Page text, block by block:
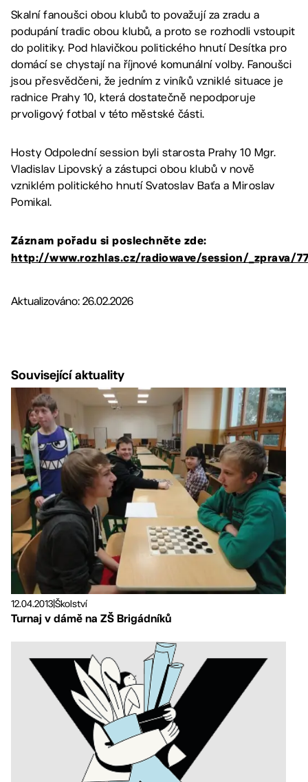
Skalní fanoušci obou klubů to považují za zradu a
podupání tradic obou klubů, a proto se rozhodli vstoupit
do politiky. Pod hlavičkou politického hnutí Desítka pro
domácí se chystají na říjnové komunální volby. Fanoušci
jsou přesvědčeni, že jedním z viníků vzniklé situace je
radnice Prahy 10, která dostatečně nepodporuje
prvoligový fotbal v této městské části.
Hosty Odpolední session byli starosta Prahy 10 Mgr.
Vladislav Lipovský a zástupci obou klubů v nově
vzniklém politického hnutí Svatoslav Baťa a Miroslav
Pomikal.
Záznam pořadu si poslechněte zde:
http://www.rozhlas.cz/radiowave/session/_zprava/
Aktualizováno: 26.02.2026
Související aktuality
12.04.2013Školství
Turnaj v dámě na ZŠ Brigádníků